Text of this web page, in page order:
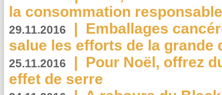
la consommation
29.11.2016 | Emballages
salue les efforts de la grande
25.11.2016 | Pour Noël, offrez
effet de serre